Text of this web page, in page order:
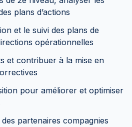
plans d’actions
et le suivi des plans de
opérationnelles
et contribuer à la mise en
pour améliorer et optimiser
partenaires compagnies